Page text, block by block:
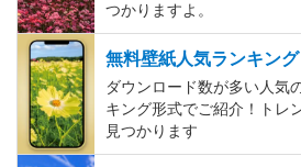
つかりますよ。
無料壁紙人気ランキング
ダウンロード数が多い人気
キング形式でご紹介！トレ
見つかります